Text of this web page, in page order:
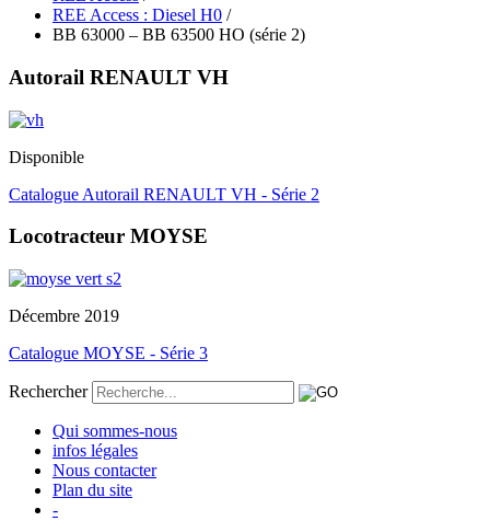
REE Access : Diesel H0 /
BB 63000 – BB 63500 HO (série 2)
Autorail RENAULT VH
Disponible
Catalogue Autorail RENAULT VH - Série 2
Locotracteur MOYSE
Décembre 2019
Catalogue MOYSE - Série 3
Rechercher
Qui sommes-nous
infos légales
Nous contacter
Plan du site
-